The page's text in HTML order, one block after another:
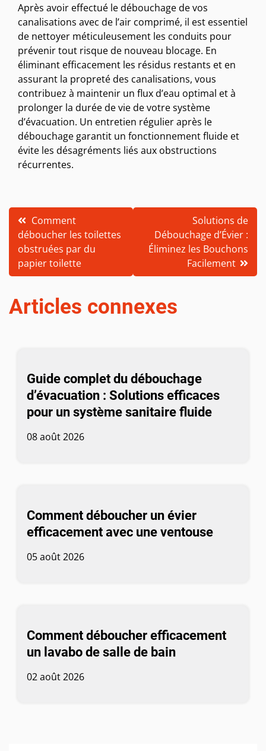
Après avoir effectué le débouchage de vos
canalisations avec de l’air comprimé, il est essentiel
de nettoyer méticuleusement les conduits pour
prévenir tout risque de nouveau blocage. En
éliminant efficacement les résidus restants et en
assurant la propreté des canalisations, vous
contribuez à maintenir un flux d’eau optimal et à
prolonger la durée de vie de votre système
d’évacuation. Un entretien régulier après le
débouchage garantit un fonctionnement fluide et
évite les désagréments liés aux obstructions
récurrentes.
Navigation
de
l’article
Comment
déboucher les toilettes
obstruées par du
papier toilette
Solutions de
Débouchage d’Évier :
Éliminez les Bouchons
Facilement
Articles connexes
Guide complet du débouchage
d’évacuation : Solutions efficaces
pour un système sanitaire fluide
08 août 2026
Comment déboucher un évier
efficacement avec une ventouse
05 août 2026
Comment déboucher efficacement
un lavabo de salle de bain
02 août 2026